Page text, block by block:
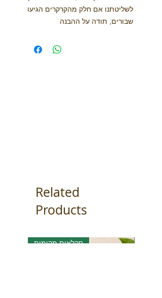
לשליטתנו אם חלק מהקרקרים הגיעו
שבורים, תודה על ההבנה
Related
Products
חקלאות מקומית